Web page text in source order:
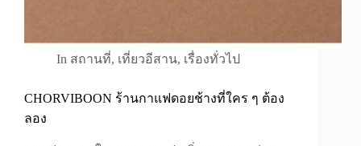
In สถานที่, เที่ยวอีสาน, เรื่องทั่วไป
CHORVIBOON ร้านกาแฟดอยช้างที่ใคร ๆ ต้อง
ลอง